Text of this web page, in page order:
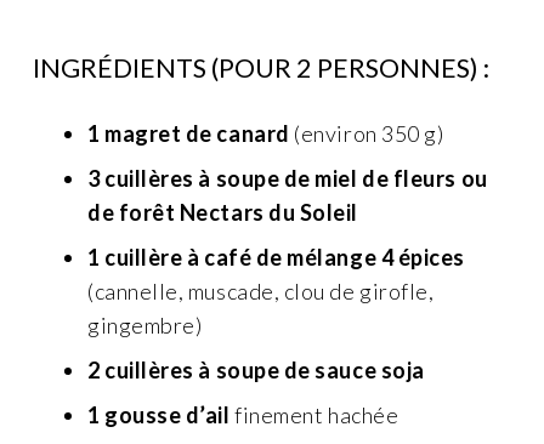
INGRÉDIENTS (POUR 2 PERSONNES) :
1 magret de canard (environ 350 g)
3 cuillères à soupe de miel de fleurs ou
de forêt Nectars du Soleil
1 cuillère à café de mélange 4 épices
(cannelle, muscade, clou de girofle,
gingembre)
2 cuillères à soupe de sauce soja
1 gousse d’ail finement hachée